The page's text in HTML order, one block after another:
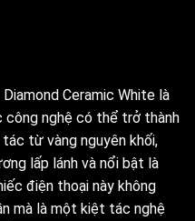
Ceramic White là
công nghệ có thể trở thành
từ vàng nguyên khối,
lấp lánh và nổi bật là
điện thoại này không
mà là một kiệt tác nghệ